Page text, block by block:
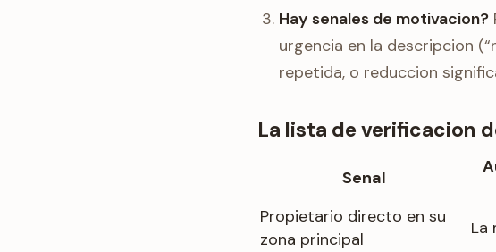
Hay senales de motivacion?
urgencia en la descripcion
repetida, o reduccion
La lista de verificacion
Senal
Propietario directo en su
zona principal
La